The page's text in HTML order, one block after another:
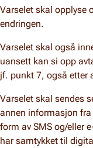
Varselet skal opplyse
endringen.
Varselet skal også
uansett kan si opp
jf. punkt 7, også etter
Varselet skal sendes
annen informasjon
form av SMS og/eller
har samtykket til